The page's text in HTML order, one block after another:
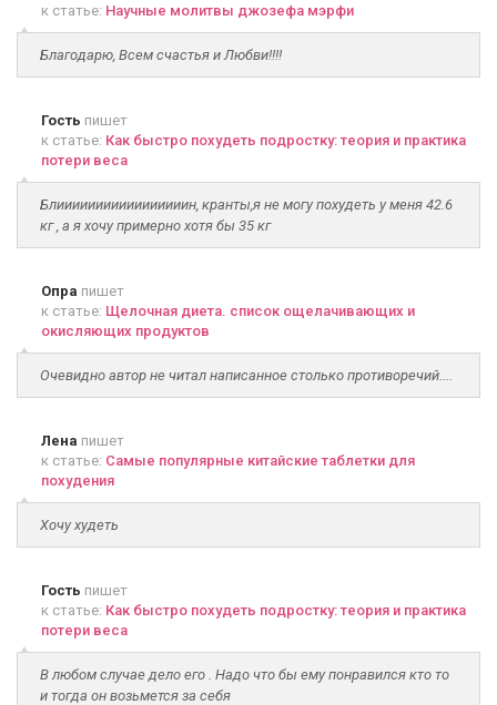
к статье: Научные молитвы джозефа мэрфи
Благодарю, Всем счастья и Любви!!!!
Гость пишет
к статье: Как быстро похудеть подростку: теория и практика
потери веса
Блииииииииииииииииин, кранты,я не могу похудеть у меня 42.6
кг , а я хочу примерно хотя бы 35 кг
Опра пишет
к статье: Щелочная диета. список ощелачивающих и
окисляющих продуктов
Очевидно автор не читал написанное столько противоречий....
Лена пишет
к статье: Самые популярные китайские таблетки для
похудения
Хочу худеть
Гость пишет
к статье: Как быстро похудеть подростку: теория и практика
потери веса
В любом случае дело его . Надо что бы ему понравился кто то
и тогда он возьмется за себя